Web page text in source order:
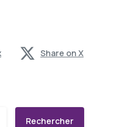
Share on X
Rechercher